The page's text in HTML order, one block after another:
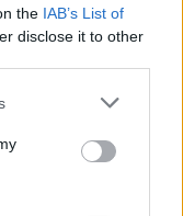
the IAB’s List of
disclose it to other